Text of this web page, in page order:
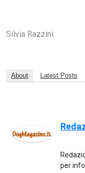
Silvia Razzini
About Latest Posts
per